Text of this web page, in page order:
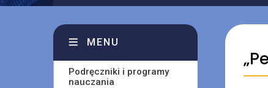
MENU
Podręczniki i programy
nauczania